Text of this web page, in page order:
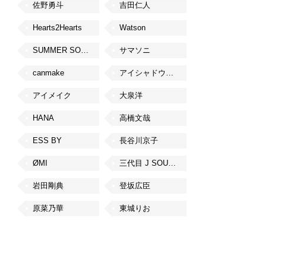
佐野勇斗 吉田仁人
Hearts2Hearts Watson
SUMMER SONIC サマソニ
canmake アイシャドウベース
アイメイク 大泉洋
HANA 高橋文哉
ESS BY 長谷川京子
ØMI 三代目 J SOUL BROTHERS from EXILE TRIBE
岩田剛典 登坂広臣
原菜乃華 東城りお